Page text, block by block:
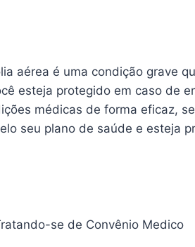
aérea é uma condição grave
esteja protegido em caso de
médicas de forma eficaz,
seu plano de saúde e esteja
se de Convênio Medico